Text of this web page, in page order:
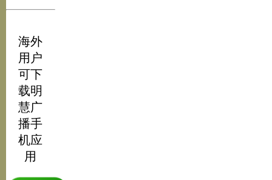
海外
用户
可下
载明
慧广
播手
机应
用